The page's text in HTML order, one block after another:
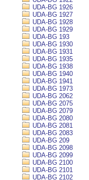
UDA-BG 1926
UDA-BG 1927
UDA-BG 1928
UDA-BG 1929
UDA-BG 193
UDA-BG 1930
UDA-BG 1931
UDA-BG 1935
UDA-BG 1938
UDA-BG 1940
UDA-BG 1941
UDA-BG 1973
UDA-BG 2062
UDA-BG 2075
UDA-BG 2079
UDA-BG 2080
UDA-BG 2081
UDA-BG 2083
UDA-BG 209
UDA-BG 2098
UDA-BG 2099
UDA-BG 2100
UDA-BG 2101
UDA-BG 2102